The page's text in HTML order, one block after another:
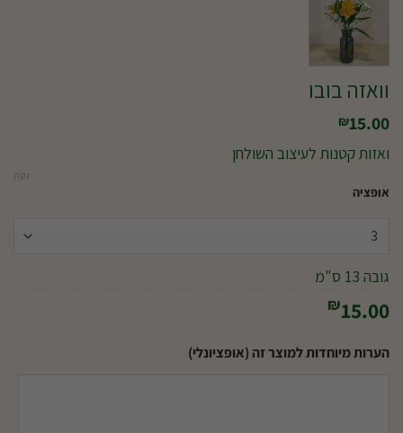
וואזה בובו
₪15.00
ואזות קטנות לעיצוב השולחן
אופציה
נקה
גובה 13 ס"מ
₪15.00
הערות מיוחדות למוצר זה (אופציונלי)